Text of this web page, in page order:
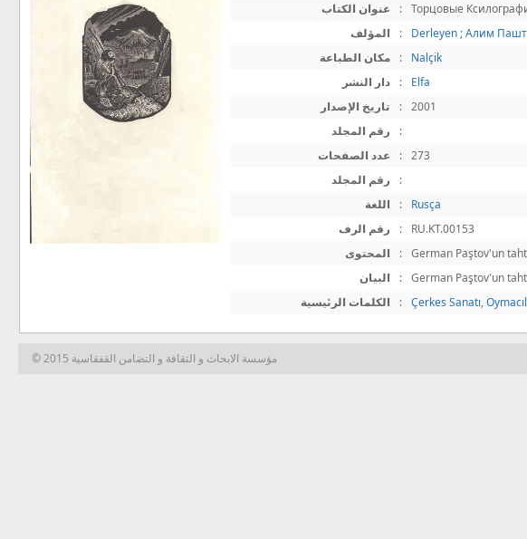
عنوان الكتاب
:
Торцовые
المؤلف
: Derleyen ; Алим
مكان الطباعة
:
Nalçik
دار النشر
:
Elfa
تاريخ الإصدار
:
2001
رقم المجلد
:
عدد الصفحات
:
273
رقم المجلد
:
اللغة
:
Rusça
رقم الرف
:
RU.KT.00153
المحتوى
:
German Paştov'un
البيان
:
German Paştov'un
الكلمات الرئيسية
: Çerkes Sanatı,
© 2015 مؤسسة الابحاث و الثقافة و التضامن القفقاسية